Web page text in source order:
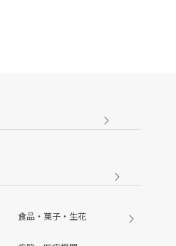
食品・菓子・生花